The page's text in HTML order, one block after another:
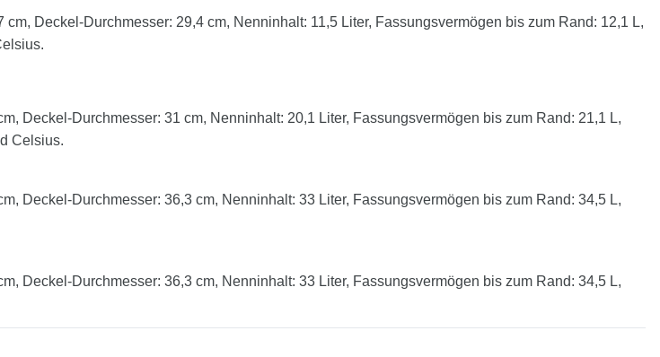
Deckel-Durchmesser: 29,4 cm, Nenninhalt: 11,5 Liter, Fassungsvermögen bis zum Rand: 12,1 L,
Deckel-Durchmesser: 31 cm, Nenninhalt: 20,1 Liter, Fassungsvermögen bis zum Rand: 21,1 L,
Celsius.
Deckel-Durchmesser: 36,3 cm, Nenninhalt: 33 Liter, Fassungsvermögen bis zum Rand: 34,5 L,
Deckel-Durchmesser: 36,3 cm, Nenninhalt: 33 Liter, Fassungsvermögen bis zum Rand: 34,5 L,